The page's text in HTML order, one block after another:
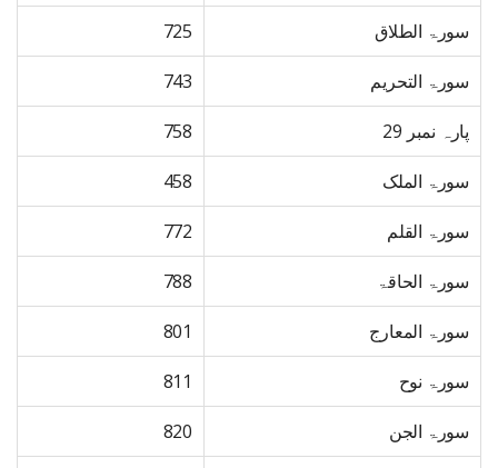
سورۃ الطلاق 725
سورۃ التحریم 743
پارہ نمبر 29 758
سورۃ الملک 458
سورۃ القلم 772
سورۃ الحاقۃ 788
سورۃ المعارج 801
سورۃ نوح 811
سورۃ الجن 820